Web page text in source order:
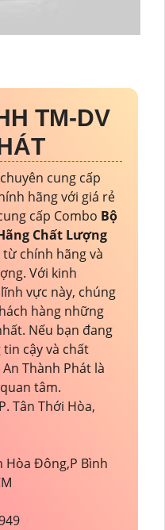
TM-DV
cung cấp
hãng với giá rẻ
cấp Combo Bộ
Chất Lượng
chính hãng và
Với kinh
vực này, chúng
hàng những
Nếu bạn đang
cậy và chất
Thành Phát là
tâm.
Tân Thới Hòa,
Hòa Đông,P Bình